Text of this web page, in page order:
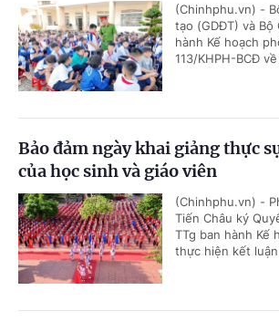
(Chinhphu.vn) -
tạo (GDĐT) và Bộ
hành Kế hoạch
113/KHPH-BCĐ
Bảo đảm ngày khai giảng thực
của học sinh và giáo viên
(Chinhphu.vn) -
Tiến Châu ký
TTg ban hành Kế
thực hiện kết